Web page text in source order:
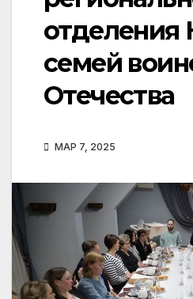
отделения
семей
Отечества
МАР 7, 2025